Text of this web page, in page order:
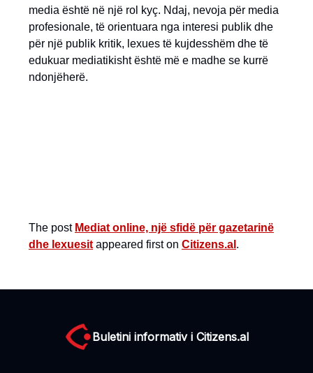
media është në një rol kyç. Ndaj, nevoja për media
profesionale, të orientuara nga interesi publik dhe
për një publik kritik, lexues të kujdesshëm dhe të
edukuar mediatikisht është më e madhe se kurrë
ndonjëherë.
The post Mediat online, një sfidë për gazetarinë
dhe lexuesit appeared first on Citizens.al .
Buletini informativ i Citizens.al